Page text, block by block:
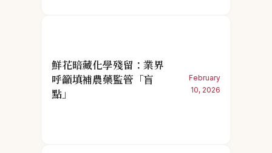
鮮花暗藏化學殘留：業界
呼籲填補農藥監管「盲
點」
February
10, 2026